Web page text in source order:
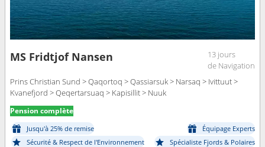
MS Fridtjof Nansen
13 jours
de Navigation
Prins Christian Sund > Qaqortoq > Qassiarsuk > Narsaq > Ivittuut >
Kvanefjord > Qeqertarsuaq > Kapisillit > Nuuk
Pension complète
Jusqu'à 25% de remise
Équipage Experts
Sécurité & Respect de l'Environnement
Spécialiste Fjords & Polaires